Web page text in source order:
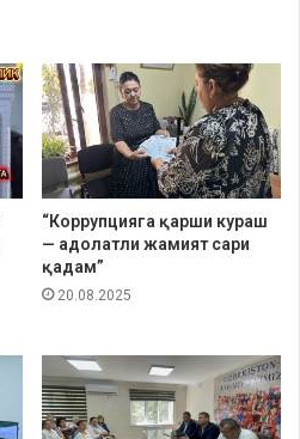
“Коррупцияга қарши кураш
— адолатли жамият сари
қадам”
20.08.2025